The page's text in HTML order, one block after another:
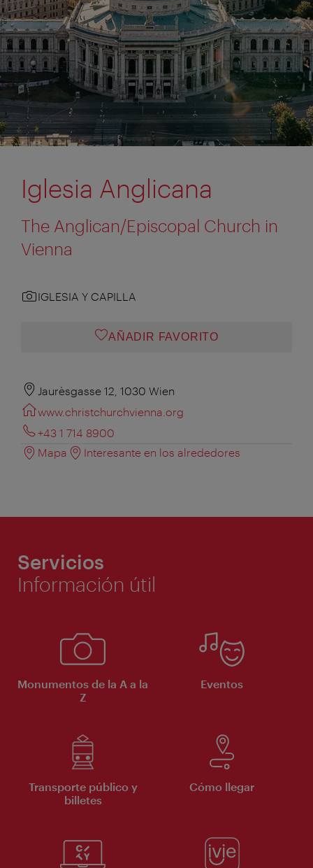
Iglesia Anglicana
The Anglican/Episcopal Church in
Vienna
IGLESIA Y CAPILLA
AÑADIR FAVORITO
Jaurèsgasse 12, 1030 Wien
www.christchurchvienna.org
+43 1 714 8900
Mapa
Interesante en los alrededores
Servicios
Información útil
Monumentos de la A a la
Z
Eventos
Transporte público y
billetes
Cómo llegar